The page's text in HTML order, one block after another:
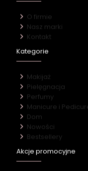
O firmie
Nasz marki
Kontakt
Kategorie
Makijaż
Pielęgnacja
Perfumy
Manicure i
Dom
Nowości
Bestsellery
Akcje promocyjne